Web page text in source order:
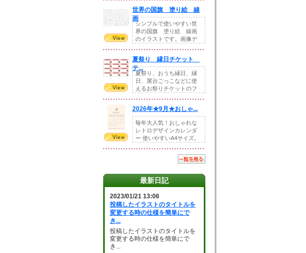
世界の国旗 塗り絵 線
画
シンプルで使いやすい世
界の国旗 塗り絵 線画
のイラストです。画像デ
夏祭り 縁日チケット
テ...
夏祭り、おうち縁日、縁
日、屋台ごっこなどに使
えるお祭りチケットのフ
2026年★9月★おしゃ...
毎年大人気！おしゃれな
レトロデザインカレンダ
ー 使いやすいA4サイズ。
最新日記
2023/01/21 13:06
投稿したイラストのタイトルを
変更する時の仕様を簡単にで
き...
投稿したイラストのタイトルを
変更する時の仕様を簡単にで
き...